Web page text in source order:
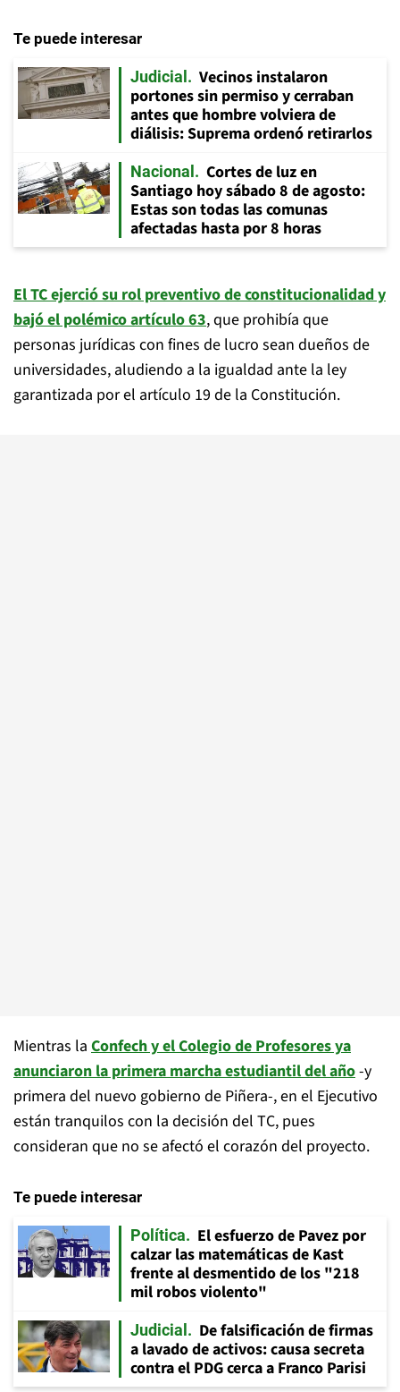
Te puede interesar
Judicial
Vecinos instalaron
portones sin permiso y cerraban
antes que hombre volviera de
diálisis: Suprema ordenó retirarlos
Nacional
Cortes de luz en
Santiago hoy sábado 8 de agosto:
Estas son todas las comunas
afectadas hasta por 8 horas
El TC ejerció su rol preventivo de constitucionalidad y
bajó el polémico artículo 63, que prohibía que
personas jurídicas con fines de lucro sean dueños de
universidades, aludiendo a la igualdad ante la ley
garantizada por el artículo 19 de la Constitución.
Mientras la Confech y el Colegio de Profesores ya
anunciaron la primera marcha estudiantil del año-y
primera del nuevo gobierno de Piñera-, en el Ejecutivo
están tranquilos con la decisión del TC, pues
consideran que no se afectó el corazón del proyecto.
Te puede interesar
Política
El esfuerzo de Pavez por
calzar las matemáticas de Kast
frente al desmentido de los "218
mil robos violento"
Judicial
De falsificación de firmas
a lavado de activos: causa secreta
contra el PDG cerca a Franco Parisi